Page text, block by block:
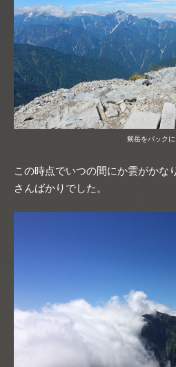
剱岳をバックに
この時点でいつの間にか雲がかな
さんばかりでした。